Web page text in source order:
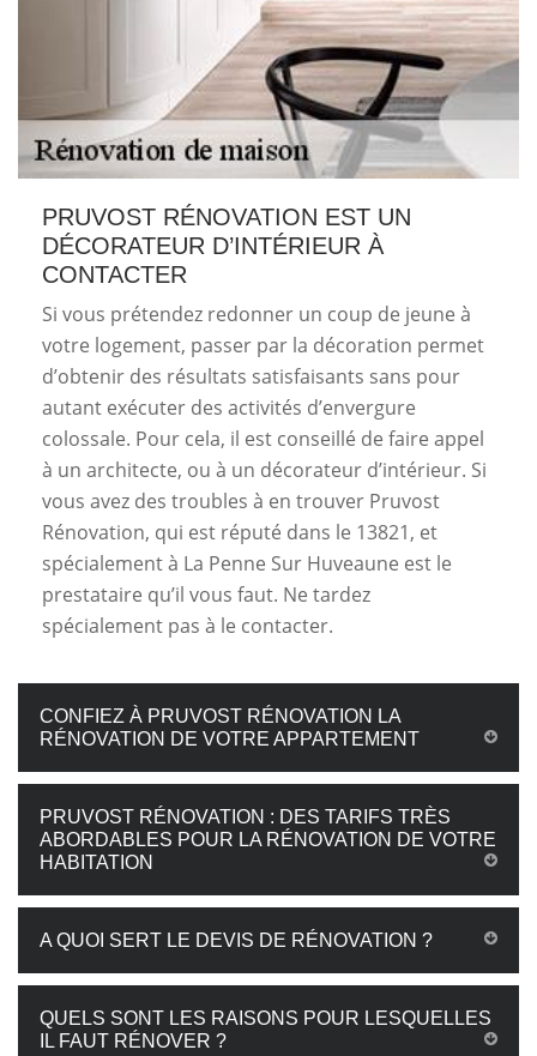
PRUVOST RÉNOVATION EST UN
DÉCORATEUR D’INTÉRIEUR À
CONTACTER
Si vous prétendez redonner un coup de jeune à
votre logement, passer par la décoration permet
d’obtenir des résultats satisfaisants sans pour
autant exécuter des activités d’envergure
colossale. Pour cela, il est conseillé de faire appel
à un architecte, ou à un décorateur d’intérieur. Si
vous avez des troubles à en trouver Pruvost
Rénovation, qui est réputé dans le 13821, et
spécialement à La Penne Sur Huveaune est le
prestataire qu’il vous faut. Ne tardez
spécialement pas à le contacter.
CONFIEZ À PRUVOST RÉNOVATION LA
RÉNOVATION DE VOTRE APPARTEMENT
PRUVOST RÉNOVATION : DES TARIFS TRÈS
ABORDABLES POUR LA RÉNOVATION DE VOTRE
HABITATION
A QUOI SERT LE DEVIS DE RÉNOVATION ?
QUELS SONT LES RAISONS POUR LESQUELLES
IL FAUT RÉNOVER ?